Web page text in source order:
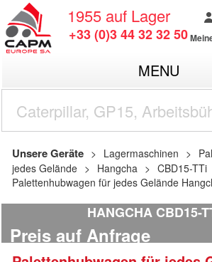
1955 auf Lager
+33 (0)3 44 32 32 50
MENU
Unsere Geräte Lagermaschinen
jedes Gelände
Hangcha
CBD15-TTi
Palettenhubwagen für jedes Gelände
HANGCHA CBD15-
Preis auf Anfrage